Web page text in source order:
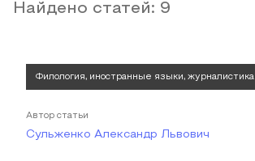
Найдено статей: 9
Филология, иностранные языки, журналистика
Автор статьи
Сульженко Александр Львович